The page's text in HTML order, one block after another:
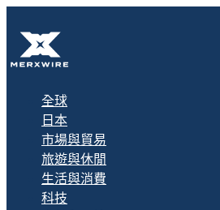
全球
日本
市場與貿易
旅遊與休閒
生活與消費
科技